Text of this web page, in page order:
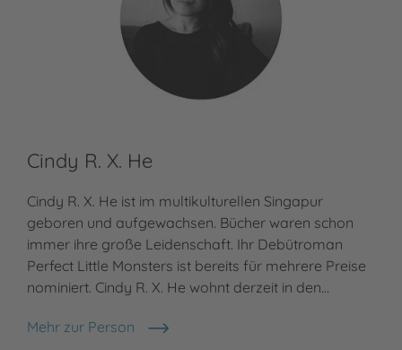
Cindy R. X. He
Cindy R. X. He ist im multikulturellen Singapur
geboren und aufgewachsen. Bücher waren schon
immer ihre große Leidenschaft. Ihr Debütroman
Perfect Little Monsters ist bereits für mehrere Preise
nominiert. Cindy R. X. He wohnt derzeit in den…
Mehr zur Person
Cindy R. X. He